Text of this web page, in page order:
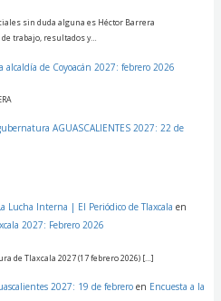
sin duda alguna es Héctor Barrera
trabajo, resultados y…
alcaldía de Coyoacán 2027: febrero 2026
AGUASCALIENTES 2027: 22 de
Lucha Interna | El Periódico de Tlaxcala en
2027: Febrero 2026
de Tlaxcala 2027 (17 febrero 2026) […]
2027: 19 de febrero en Encuesta a la